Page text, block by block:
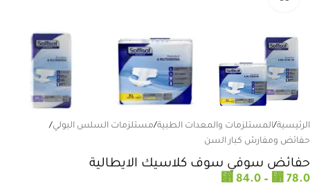
الرئيسية/المستلزمات والمعدات الطبية/مستلزمات السلس البولي/
حفائض ومفارش كبار السن
حفائض سوفي سوف كلاسيك الايطالية
⃁ 78.0
–
⃁ 84.0